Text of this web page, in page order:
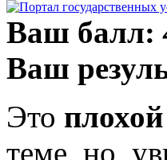
Ваш балл:
Ваш
Это
теме, но,